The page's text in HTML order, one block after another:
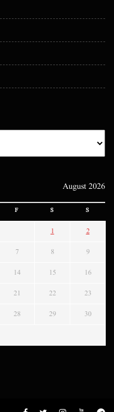
August 2026
F S S
1 2
7 8 9
14 15 16
21 22 23
28 29 30